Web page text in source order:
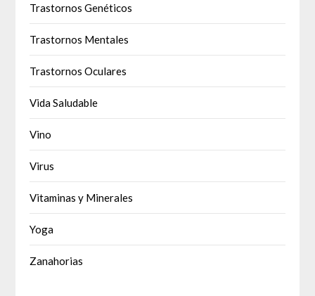
Trastornos Genéticos
Trastornos Mentales
Trastornos Oculares
Vida Saludable
Vino
Virus
Vitaminas y Minerales
Yoga
Zanahorias